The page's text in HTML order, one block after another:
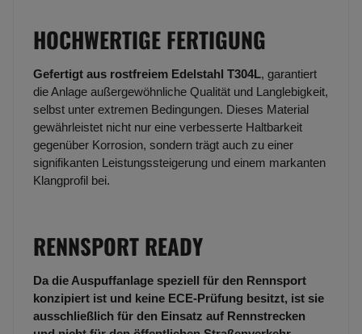
HOCHWERTIGE FERTIGUNG
Gefertigt aus rostfreiem Edelstahl T304L, garantiert
die Anlage außergewöhnliche Qualität und Langlebigkeit,
selbst unter extremen Bedingungen. Dieses Material
gewährleistet nicht nur eine verbesserte Haltbarkeit
gegenüber Korrosion, sondern trägt auch zu einer
signifikanten Leistungssteigerung und einem markanten
Klangprofil bei.
RENNSPORT READY
Da die Auspuffanlage speziell für den Rennsport
konzipiert ist und keine ECE-Prüfung besitzt, ist sie
ausschließlich für den Einsatz auf Rennstrecken